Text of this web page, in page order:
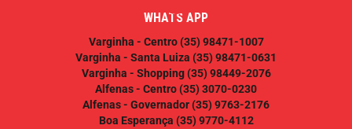
WHATS APP
Varginha - Centro(35) 98471-1007
Varginha - Santa Luiza (35) 98471-0631
Varginha - Shopping(35) 98449-2076
Alfenas - Centro(35) 3070-0230
Alfenas - Governador(35) 9763-2176
Boa Esperança (35) 9770-4112